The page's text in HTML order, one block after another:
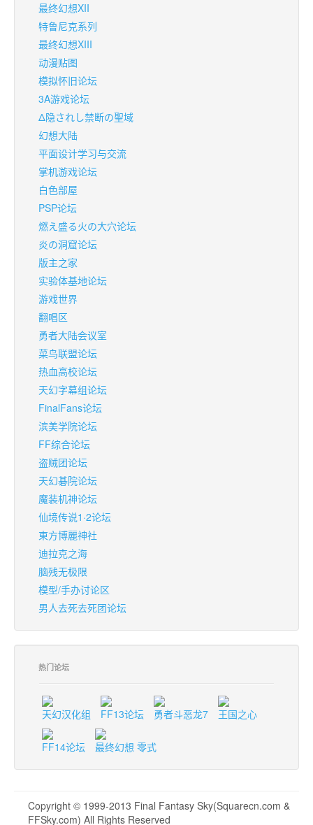
最终幻想XII
特鲁尼克系列
最终幻想XIII
动漫贴图
模拟怀旧论坛
3A游戏论坛
Δ隐されし禁断の聖域
幻想大陆
平面设计学习与交流
掌机游戏论坛
白色部屋
PSP论坛
燃え盛る火の大穴论坛
炎の洞窟论坛
版主之家
实验体基地论坛
游戏世界
翻唱区
勇者大陆会议室
菜鸟联盟论坛
热血高校论坛
天幻字幕组论坛
FinalFans论坛
滨美学院论坛
FF综合论坛
盗贼团论坛
天幻碁院论坛
魔装机神论坛
仙境传说1·2论坛
東方博麗神社
迪拉克之海
脑残无极限
模型/手办讨论区
男人去死去死团论坛
热门论坛
天幻汉化组 FF13论坛 勇者斗恶龙7 王国之心
FF14论坛 最终幻想 零式
Copyright © 1999-2013 Final Fantasy Sky(Squarecn.com &
FFSky.com) All Rights Reserved